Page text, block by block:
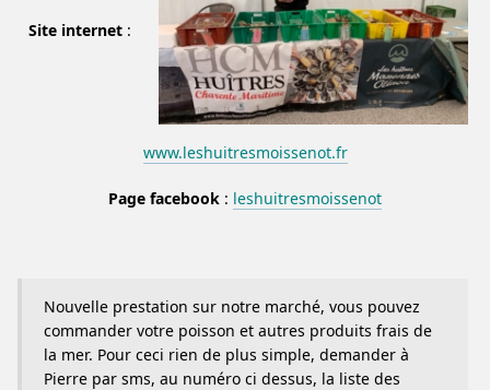
Site internet:
www.leshuitresmoissenot.fr
Page facebook : leshuitresmoissenot
Nouvelle prestation sur notre marché, vous pouvez
commander votre poisson et autres produits frais de
la mer. Pour ceci rien de plus simple, demander à
Pierre par sms, au numéro ci dessus, la liste des